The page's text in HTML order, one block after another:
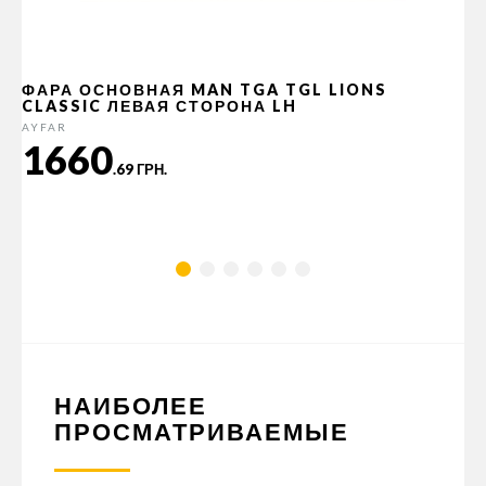
ФАРА ОСНОВНАЯ MAN TGA TGL LIONS
CLASSIC ЛЕВАЯ СТОРОНА LH
AYFAR
1660.69 ГРН.
НАИБОЛЕЕ
ПРОСМАТРИВАЕМЫЕ